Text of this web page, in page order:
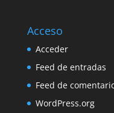
Acceso
Acceder
Feed de entradas
Feed de
WordPress.org